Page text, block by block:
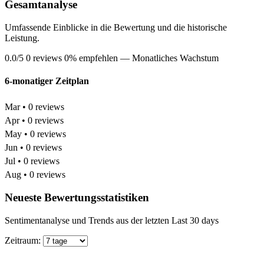
Gesamtanalyse
Umfassende Einblicke in die Bewertung und die historische
Leistung.
0.0/5 0 reviews 0% empfehlen — Monatliches Wachstum
6-monatiger Zeitplan
Mar • 0 reviews
Apr • 0 reviews
May • 0 reviews
Jun • 0 reviews
Jul • 0 reviews
Aug • 0 reviews
Neueste Bewertungsstatistiken
Sentimentanalyse und Trends aus der letzten Last 30 days
Zeitraum: